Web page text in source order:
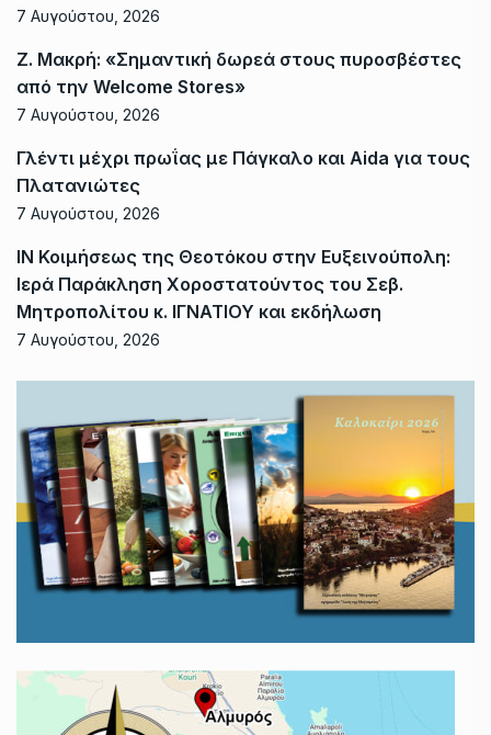
7 Αυγούστου, 2026
Ζ. Μακρή: «Σημαντική δωρεά στους πυροσβέστες
από την Welcome Stores»
7 Αυγούστου, 2026
Γλέντι μέχρι πρωΐας με Πάγκαλο και Aida για τους
Πλατανιώτες
7 Αυγούστου, 2026
ΙΝ Κοιμήσεως της Θεοτόκου στην Ευξεινούπολη:
Ιερά Παράκληση Χοροστατούντος του Σεβ.
Μητροπολίτου κ. ΙΓΝΑΤΙΟΥ και εκδήλωση
7 Αυγούστου, 2026